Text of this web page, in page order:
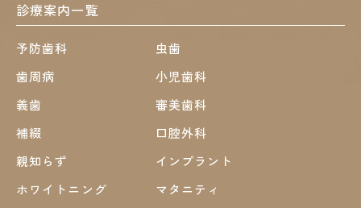
診療案内一覧
予防歯科
虫歯
歯周病
小児歯科
義歯
審美歯科
補綴
口腔外科
親知らず
インプラント
ホワイトニング
マタニティ